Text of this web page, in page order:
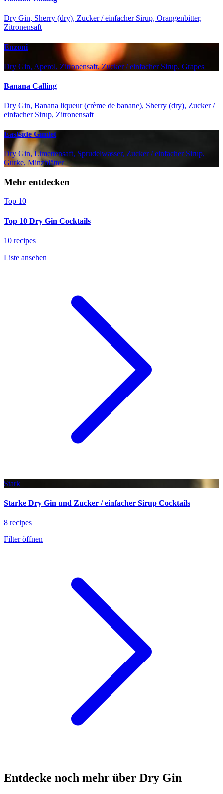
Dry Gin, Sherry (dry), Zucker / einfacher Sirup, Orangenbitter,
Zitronensaft
Enzoni
Dry Gin, Aperol, Zitronensaft, Zucker / einfacher Sirup, Grapes
Banana Calling
Dry Gin, Banana liqueur (crème de banane), Sherry (dry), Zucker /
einfacher Sirup, Zitronensaft
Eastside Gimlet
Dry Gin, Limettensaft, Sprudelwasser, Zucker / einfacher Sirup,
Gurke, Minzblätter
Mehr entdecken
Top 10
Top 10 Dry Gin Cocktails
10 recipes
Liste ansehen
Stark
Starke Dry Gin und Zucker / einfacher Sirup Cocktails
8 recipes
Filter öffnen
Entdecke noch mehr über Dry Gin